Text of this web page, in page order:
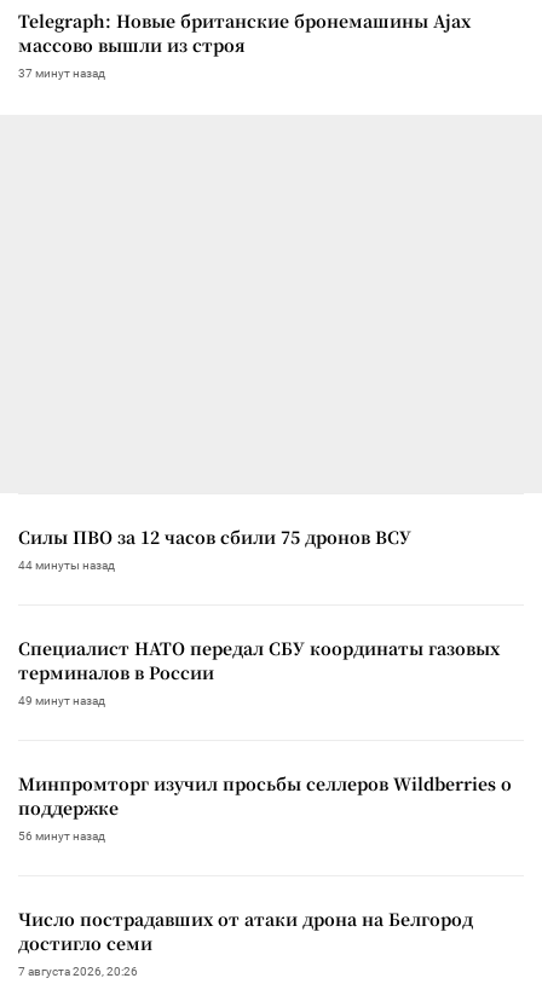
Telegraph: Новые британские бронемашины Ajax
массово вышли из строя
37 минут назад
Силы ПВО за 12 часов сбили 75 дронов ВСУ
44 минуты назад
Специалист НАТО передал СБУ координаты газовых
терминалов в России
49 минут назад
Минпромторг изучил просьбы селлеров Wildberries о
поддержке
56 минут назад
Число пострадавших от атаки дрона на Белгород
достигло семи
7 августа 2026, 20:26